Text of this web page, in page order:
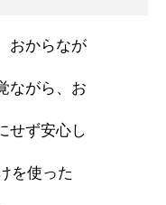
おからなが
ながら、お
せず安心し
を使った